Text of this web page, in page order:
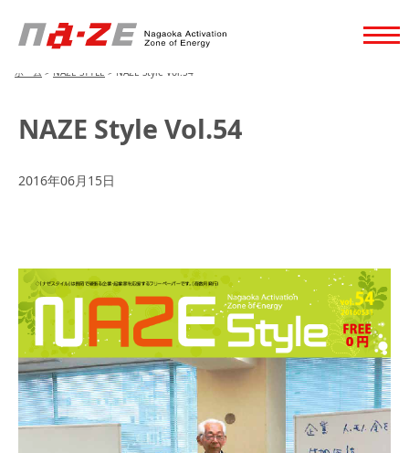
ホーム > NAZE STYLE > NAZE Style Vol.54
NAZE Style Vol.54
2016年06月15日